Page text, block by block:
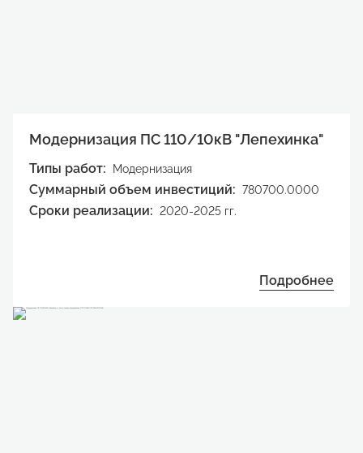
Модернизация ПС 110/10кВ "Лепехинка"
Типы работ: Модернизация
Суммарный объем инвестиций: 780700.0000
Сроки реализации: 2020-2025 гг.
Подробнее